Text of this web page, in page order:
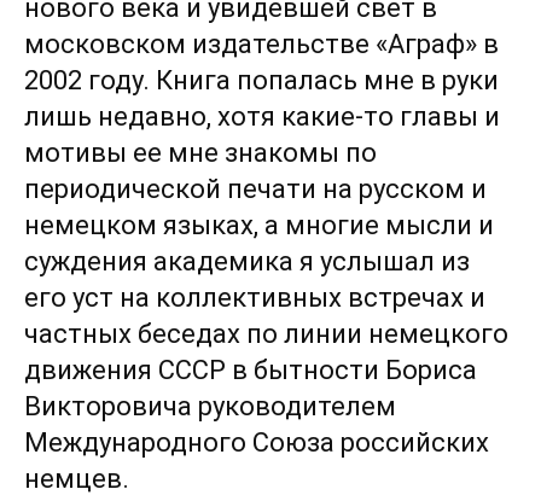
нового века и увидевшей свет в
московском издательстве «Аграф» в
2002 году. Книга попалась мне в руки
лишь недавно, хотя какие-то главы и
мотивы ее мне знакомы по
периодической печати на русском и
немецком языках, а многие мысли и
суждения академика я услышал из
его уст на коллективных встречах и
частных беседах по линии немецкого
движения СССР в бытности Бориса
Викторовича руководителем
Международного Союза российских
немцев.